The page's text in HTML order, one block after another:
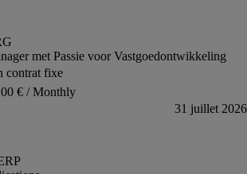
met Passie voor Vastgoedontwikkeling